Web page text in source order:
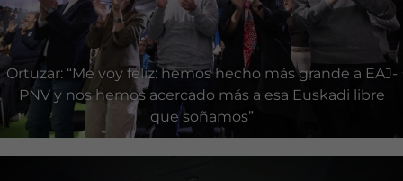
Ortuzar: “Me voy feliz: hemos hecho más grande a EAJ-
PNV y nos hemos acercado más a esa Euskadi libre
que soñamos”